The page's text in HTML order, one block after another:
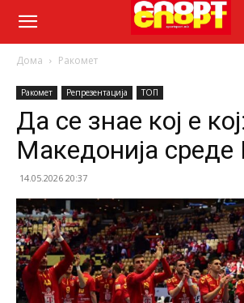
Дома Ракомет
Ракомет Репрезентација ТОП
Да се знае кој е
Македонија
14.05.2026 20:37